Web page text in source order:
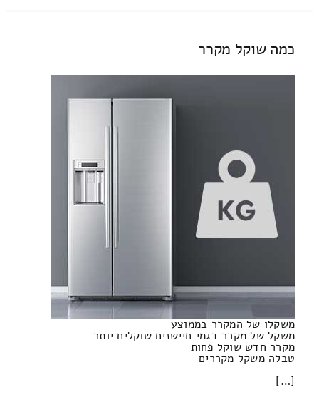
כמה שוקל מקרר
משקלו של המקרר בממוצע
משקל של מקרר דגמי חיישנים שוקלים יותר
מקרר חדש שוקל פחות
טבלה משקל מקררים
[…]